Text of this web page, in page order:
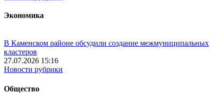
Экономика
В Каменском районе обсудили создание межмуниципальных
кластеров
27.07.2026 15:16
Новости рубрики
Общество